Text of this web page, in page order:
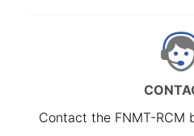
Contact the FNMT-RCM